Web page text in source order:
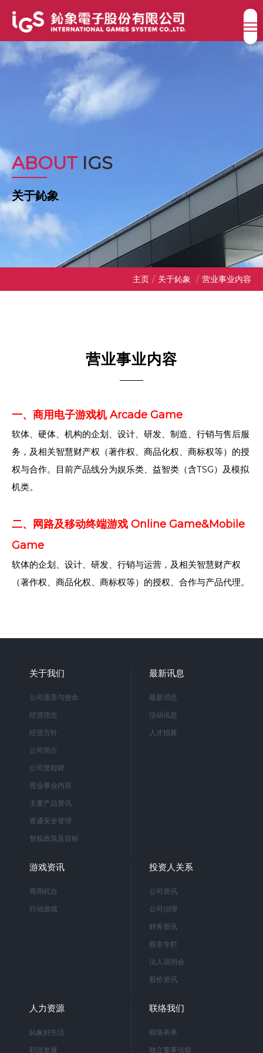
ABOUT IGS
关于鈊象
主页 / 关于鈊象 / 营业事业内容
营业事业内容
一、商用电子游戏机 Arcade Game
软体、硬体、机构的企划、设计、研发、制造、行销与售后服
务，及相关智慧财产权（著作权、商品化权、商标权等）的授
权与合作。目前产品线分为娱乐类、益智类（含TSG）及模拟
机类。
二、网路及移动终端游戏 Online Game&Mobile
Game
软体的企划、设计、研发、行销与运营，及相关智慧财产权
（著作权、商品化权、商标权等）的授权、合作与产品代理。
关于我们
公司愿景与使命
经营理念
经营方针
公司简介
公司里程碑
营业事业内容
主要产品资讯
资通安全管理
智权政策及目标
最新讯息
最新消息
活动讯息
人才招募
游戏资讯
商用机台
行动游戏
投资人关系
公司资讯
公司治理
财务资讯
股东专栏
法人说明会
股价资讯
人力资源
鈊象好生活
职涯发展
联络我们
联络表单
独立董事信箱